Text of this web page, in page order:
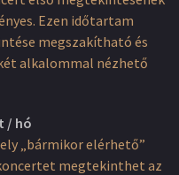
Ezen időtartam
megszakítható és
alkalommal nézhető
/ hó
„bármikor elérhető”
megtekinthet az